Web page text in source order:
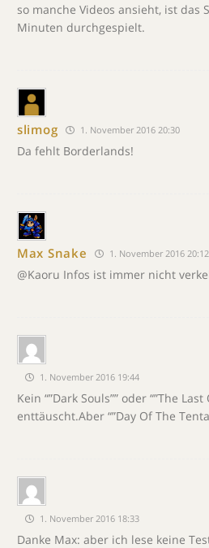
so manche Videos ansieht, ist das
Minuten durchgespielt.
slimog 1. November 2016 20:30
Da fehlt Borderlands!
Max Snake 1. November 2016 20:12
@Kaoru Infos ist immer nicht
1. November 2016 19:44
Kein “”Dark Souls”” oder “”The Last
enttäuscht.Aber “”Day Of The
1. November 2016 18:33
Danke Max: aber ich lese keine